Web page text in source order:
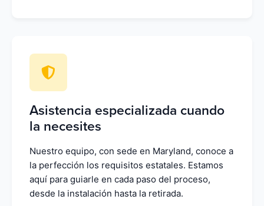
Asistencia especializada cuando
la necesites
Nuestro equipo, con sede en Maryland, conoce a
la perfección los requisitos estatales. Estamos
aquí para guiarle en cada paso del proceso,
desde la instalación hasta la retirada.